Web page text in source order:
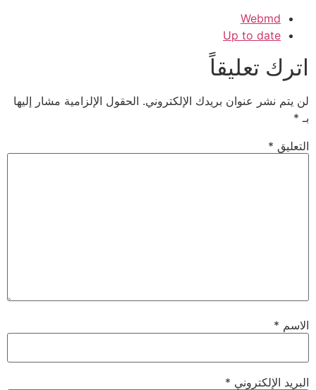
Webmd
Up to date
اترك تعليقاً
لن يتم نشر عنوان بريدك الإلكتروني. الحقول الإلزامية مشار إليها
بـ *
التعليق *
الاسم *
البريد الإلكتروني *